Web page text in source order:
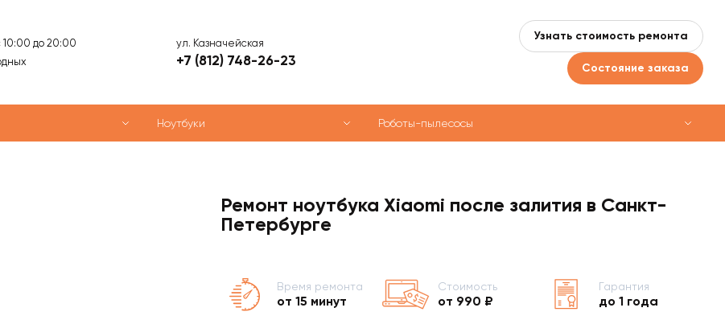
10:00 до 20:00
ул. Казначейская
+7 (812) 748-26-23
Узнать стоимость ремонта
Состояние заказа
Ноутбуки Роботы-пылесосы
Ремонт ноутбука Xiaomi после залития в Санкт-
Петербурге
Время ремонта
от 15 минут
Стоимость
от 990 ₽
Гарантия
до 1 года